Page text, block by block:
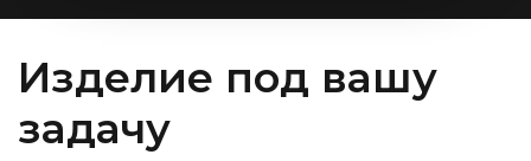
Изделие под вашу
задачу